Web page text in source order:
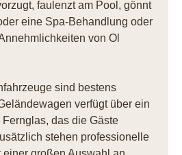
faulenzt am Pool, gönnt
eine Spa-Behandlung oder
von Ol
sind bestens
verfügt über ein
das die Gäste
stehen professionelle